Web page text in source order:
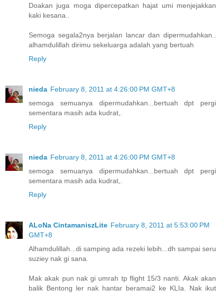
Doakan juga moga dipercepatkan hajat umi menjejakkan
kaki kesana..
Semoga segala2nya berjalan lancar dan dipermudahkan..
alhamdulillah dirimu sekeluarga adalah yang bertuah
Reply
nieda February 8, 2011 at 4:26:00 PM GMT+8
semoga semuanya dipermudahkan...bertuah dpt pergi
sementara masih ada kudrat,.
Reply
nieda February 8, 2011 at 4:26:00 PM GMT+8
semoga semuanya dipermudahkan...bertuah dpt pergi
sementara masih ada kudrat,.
Reply
ALoNa CintamaniszLite February 8, 2011 at 5:53:00 PM
GMT+8
Alhamdulillah...di samping ada rezeki lebih...dh sampai seru
suziey nak gi sana.
Mak akak pun nak gi umrah tp flight 15/3 nanti. Akak akan
balik Bentong ler nak hantar beramai2 ke KLIa. Nak ikut